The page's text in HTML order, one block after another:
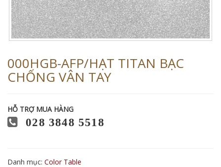
000HGB-AFP/HẠT TITAN BẠC
CHỐNG VÂN TAY
HỖ TRỢ MUA HÀNG
028 3848 5518
Danh mục: Color Table